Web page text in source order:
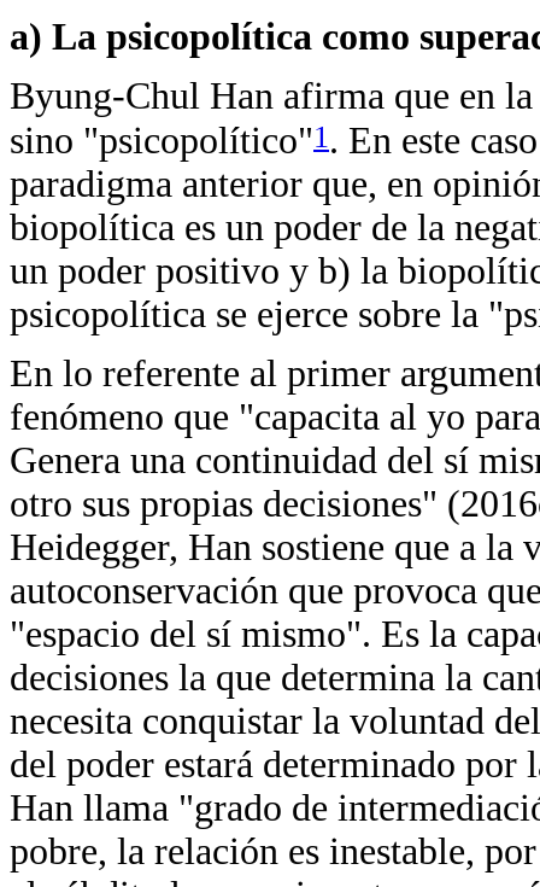
a) La psicopolítica como
Byung-Chul Han afirma que en
sino "psicopolítico"1. En este
paradigma anterior que, en
biopolítica es un poder de la
un poder positivo y b) la
psicopolítica se ejerce sobre la
En lo referente al primer
fenómeno que "capacita al yo
Genera una continuidad del sí
otro sus propias decisiones"
Heidegger, Han sostiene que a la
autoconservación que provoca
"espacio del sí mismo". Es la
decisiones la que determina la
necesita conquistar la voluntad
del poder estará determinado por
Han llama "grado de
pobre, la relación es inestable,